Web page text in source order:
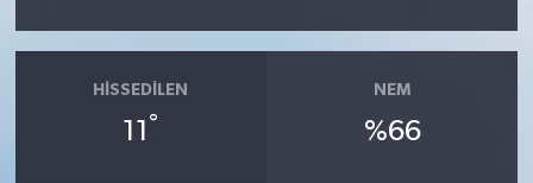
HISSEDILEN
11 °
NEM
%66